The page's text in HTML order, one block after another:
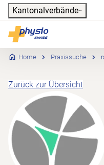
Header
Kantonalverbände
Physioswiss
Home Praxissuche
Zurück zur Übersicht